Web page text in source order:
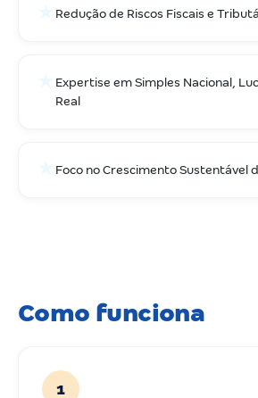
Redução de Riscos Fiscais e
Expertise em Simples Nacional,
Real
Foco no Crescimento Sustentável
Como funciona
1